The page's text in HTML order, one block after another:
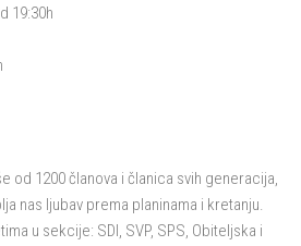
19:30h
od 1200 članova i članica svih generacija,
nas ljubav prema planinama i kretanju.
u sekcije: SDI, SVP, SPS, Obiteljska i